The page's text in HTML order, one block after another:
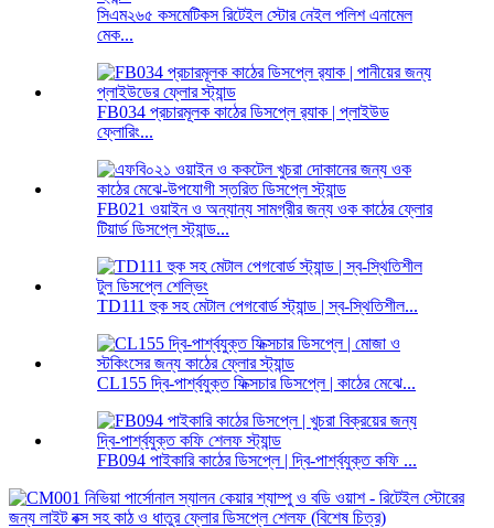
সিএম২৬৫ কসমেটিকস রিটেইল স্টোর নেইল পলিশ এনামেল
মেক...
FB034 প্রচারমূলক কাঠের ডিসপ্লে র‍্যাক | প্লাইউড
ফ্লোরিং...
FB021 ওয়াইন ও অন্যান্য সামগ্রীর জন্য ওক কাঠের ফ্লোর
টিয়ার্ড ডিসপ্লে স্ট্যান্ড...
TD111 হুক সহ মেটাল পেগবোর্ড স্ট্যান্ড | স্ব-স্থিতিশীল...
CL155 দ্বি-পার্শ্বযুক্ত ফিক্সচার ডিসপ্লে | কাঠের মেঝে...
FB094 পাইকারি কাঠের ডিসপ্লে | দ্বি-পার্শ্বযুক্ত কফি ...